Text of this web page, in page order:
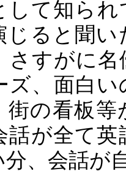
して知ら
じると聞
さすがに
ズ、面白
街の看板
話が全て
、会話が